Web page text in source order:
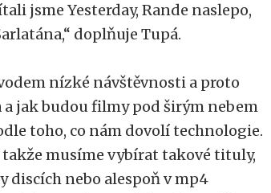
jsme Yesterday, Rande naslepo,
doplňuje Tupá.
nízké návštěvnosti a proto
a jak budou filmy pod širým nebem
toho, co nám dovolí technologie.
musíme vybírat takové tituly,
discích nebo alespoň v mp4